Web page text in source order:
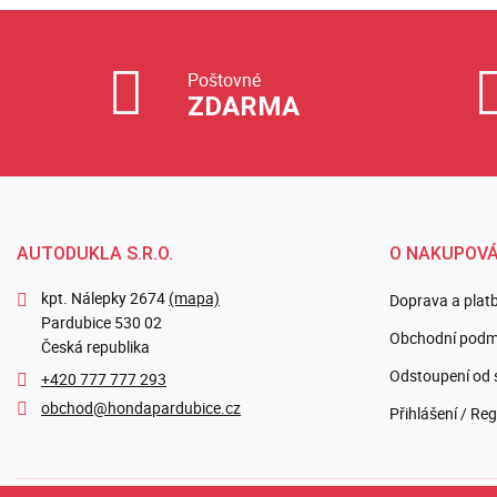
Poštovné
ZDARMA
AUTODUKLA S.R.O.
kpt. Nálepky 2674 (mapa)
Pardubice 530 02
Česká republika
+420 777 777 293
obchod@hondapardubice.cz
O
Doprava a
Obchodní
Odstoupení od
Přihlášení /